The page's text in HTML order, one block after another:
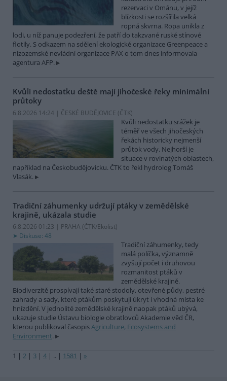
rezervaci v Ománu, v jejíž
blízkosti se rozšířila velká
ropná skvrna. Ropa unikla z
lodi, u níž panuje podezření, že patří do takzvané ruské stínové
flotily. S odkazem na sdělení ekologické organizace Greenpeace a
nizozemské nevládní organizace PAX o tom dnes informovala
agentura AFP.
Kvůli nedostatku deště mají jihočeské řeky minimální
průtoky
6.8.2026 14:24 | ČESKÉ BUDĚJOVICE (ČTK)
Kvůli nedostatku srážek je
téměř ve všech jihočeských
řekách historicky nejmenší
průtok vody. Nejhorší je
situace v rovinatých oblastech,
například na Českobudějovicku. ČTK to řekl hydrolog Tomáš
Vlasák.
Tradiční záhumenky udržují ptáky v zemědělské
krajině, ukázala studie
6.8.2026 01:23 | PRAHA (ČTK/Ekolist)
Diskuse: 48
Tradiční záhumenky, tedy
malá políčka, významně
zvyšují počet i druhovou
rozmanitost ptáků v
zemědělské krajině.
Biodiverzitě prospívají také staré stodoly, otevřené půdy, pestré
zahrady a sady, které ptákům poskytují úkryt i vhodná místa ke
hnízdění. V jednolité zemědělské krajině naopak ptáků ubývá,
ukazuje studie Ústavu biologie obratlovců Akademie věd ČR,
kterou publikoval časopisAgriculture, Ecosystems and
Environment.
1 | 2 | 3 | 4 | .. | 1581 | »